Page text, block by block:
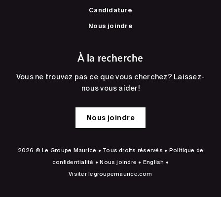
Candidature
Nous joindre
À la recherche
Vous ne trouvez pas ce que vous cherchez? Laissez-
nous vous aider!
Nous joindre
2026 © Le Groupe Maurice • Tous droits réservés • Politique de
confidentialité •Nous joindre • English •
Visiterlegroupemaurice.com